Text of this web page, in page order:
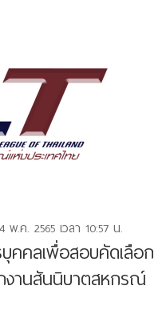
พ.ค. 2565 เวลา 10:57 น.
คคลเพื่อสอบคัดเลือก
งานสันนิบาตสหกรณ์